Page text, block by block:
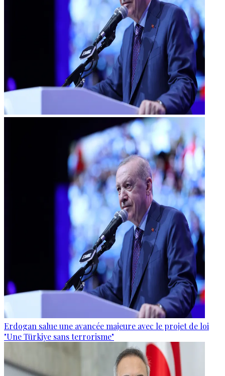
Erdogan salue une avancée majeure avec le projet de loi
"Une Türkiye sans terrorisme"